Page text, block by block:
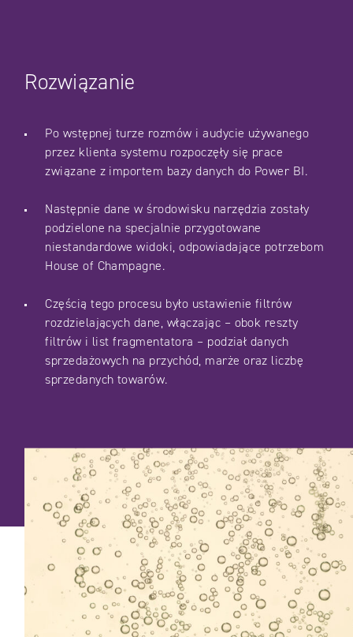
Rozwiązanie
Po wstępnej turze rozmów i audycie używanego
przez klienta systemu rozpoczęły się prace
związane z importem bazy danych do Power BI.
Następnie dane w środowisku narzędzia zostały
podzielone na specjalnie przygotowane
niestandardowe widoki, odpowiadające potrzebom
House of Champagne.
Częścią tego procesu było ustawienie filtrów
rozdzielających dane, włączając – obok reszty
filtrów i list fragmentatora – podział danych
sprzedażowych na przychód, marże oraz liczbę
sprzedanych towarów.